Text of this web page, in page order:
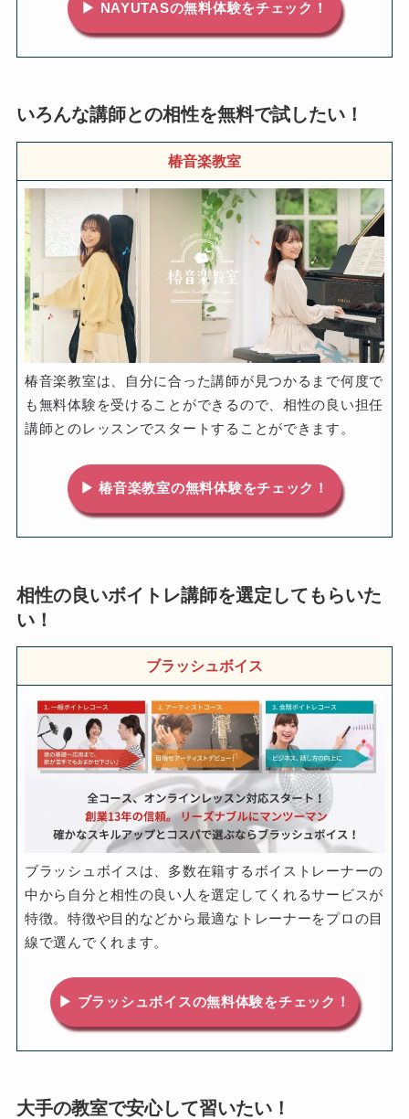
▶ NAYUTASの無料体験をチェック！
いろんな講師との相性を無料で試したい！
椿音楽教室
椿音楽教室は、自分に合った講師が見つかるまで何度で
も無料体験を受けることができるので、相性の良い担任
講師とのレッスンでスタートすることができます。
▶ 椿音楽教室の無料体験をチェック！
相性の良いボイトレ講師を選定してもらいた
い！
ブラッシュボイス
ブラッシュボイスは、多数在籍するボイストレーナーの
中から自分と相性の良い人を選定してくれるサービスが
特徴。特徴や目的などから最適なトレーナーをプロの目
線で選んでくれます。
▶ ブラッシュボイスの無料体験をチェック！
大手の教室で安心して習いたい！